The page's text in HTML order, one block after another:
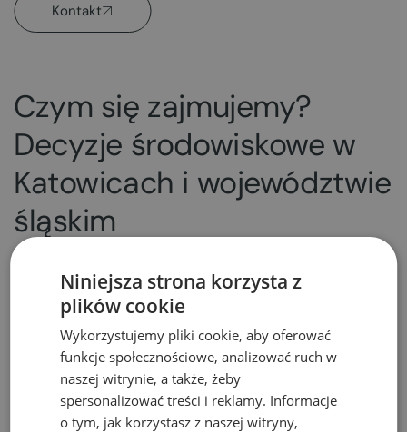
Kontakt
Czym się zajmujemy?
Decyzje środowiskowe w
Katowicach i województwie
śląskim
Działamy kompleksowo, co oznacza, że oferujemy
usługi obejmujące zarówno audyty inwestycji pod
kątem ryzyka środowiskowego, jak i przygotowanie
wszystkich niezbędnych dokumentów. Zapewniamy
w szczególności:
Analizę terenów inwestycyjnych pod kątem
ryzyka inwestycyjnego,
Niniejsza strona korzysta z
plików cookie
Wykorzystujemy pliki cookie, aby oferować
funkcje społecznościowe, analizować ruch w
naszej witrynie, a także, żeby
spersonalizować treści i reklamy. Informacje
o tym, jak korzystasz z naszej witryny,